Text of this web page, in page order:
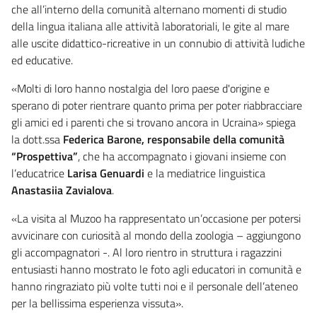
che all’interno della comunità alternano momenti di studio
della lingua italiana alle attività laboratoriali, le gite al mare
alle uscite didattico-ricreative in un connubio di attività ludiche
ed educative.
«Molti di loro hanno nostalgia del loro paese d'origine e
sperano di poter rientrare quanto prima per poter riabbracciare
gli amici ed i parenti che si trovano ancora in Ucraina» spiega
la dott.ssa Federica Barone, responsabile della comunità
“Prospettiva”, che ha accompagnato i giovani insieme con
l’educatrice Larisa Genuardi e la mediatrice linguistica
Anastasiia Zavialova.
«La visita al Muzoo ha rappresentato un’occasione per potersi
avvicinare con curiosità al mondo della zoologia – aggiungono
gli accompagnatori -. Al loro rientro in struttura i ragazzini
entusiasti hanno mostrato le foto agli educatori in comunità e
hanno ringraziato più volte tutti noi e il personale dell’ateneo
per la bellissima esperienza vissuta».